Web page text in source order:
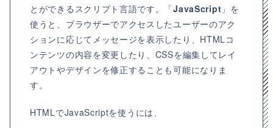
とができるスクリプト言語です。「JavaScript 」を
使うと、ブラウザーでアクセスしたユーザーのアク
ションに応じてメッセージを表示したり、HTMLコ
ンテンツの内容を変更したり、CSSを編集してレイ
アウトやデザインを修正することも可能になりま
す。
HTMLでJavaScriptを使うには、